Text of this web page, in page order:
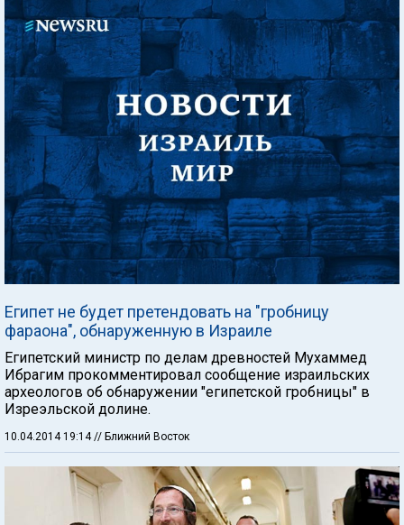
Египет не будет претендовать на "гробницу
фараона", обнаруженную в Израиле
Египетский министр по делам древностей Мухаммед
Ибрагим прокомментировал сообщение израильских
археологов об обнаружении "египетской гробницы" в
Изреэльской долине.
10.04.2014 19:14// Ближний Восток